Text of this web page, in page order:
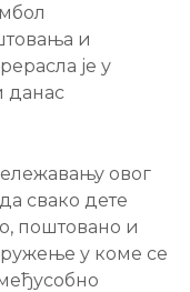
и
је у
данас
овог
свако дете
поштовано и
у коме се